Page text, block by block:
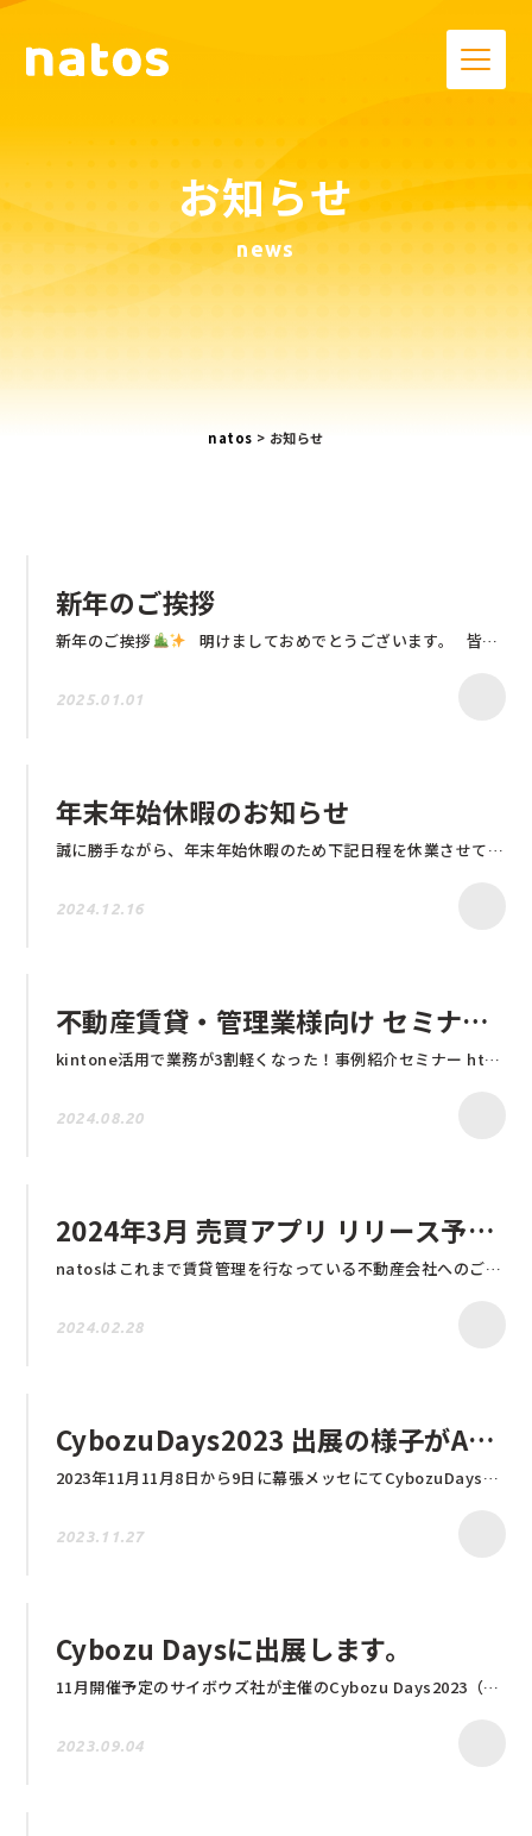
お知らせ
news
natos > お知らせ
新年のご挨拶
新年のご挨拶 明けましておめでとうございます。 皆様方におかれましては 新春を晴々しい気持ちでお迎えのこととお慶び申し上げます。 旧年中は多大なるご尽力をいただき誠にありがとうございました。 本年も更なるサービスの向上に努めて参りますので より一層のご支援、お引立てを賜りますようお願い申し上げます。 皆様のご健康とご多幸をお祈りし、新年のご挨拶とさせていただきます。 令和七年 元旦 株式会社natos 一同
2025.01.01
年末年始休暇のお知らせ
誠に勝手ながら、年末年始休暇のため下記日程を休業させていただきます。 【年末年始休暇期間】 2024年12月27日（金）～2025年1月6日（月）午前中 休業期間中にいただいたお問い合わせにつきましては、 年始営業開始日の1月6日（月）午後から順次返答させていただきます。 ご迷惑をお掛けいたしますが、何卒ご了承いただきますようお願い申し上げます。
2024.12.16
不動産賃貸・管理業様向け セミナーを開催します
kintone活用で業務が3割軽くなった！事例紹介セミナー https://fax-lnet.jp/seminar/linxchat202408/ 開催日：2024/8/27 時 間：15:00～16:00 会 場：Zoomにて開催 サイボウズ社のkintoneをベースに不動産業務アプリを提供している株式会社natos様と、不動産賃貸・管理業様向けに業務効率化を実現する共催セミナーを開催いたします。​ 第一部では、natos様にてkintoneを活用し、入電（お問い合わせ）管理を効率化した事例のご紹介、第二部では、日本テレネットにてビデオ通話を活用したIT重説の効率化方法をご紹介いたします。​
2024.08.20
2024年3月 売買アプリ リリース予定です！
natosはこれまで賃貸管理を行なっている不動産会社へのご紹介がメインでしたが、この度、売買アプリもパックとしてリリースを予定しています。 2024年3月15日（金）に天神ビッグバンで開催される不動産TEC福岡ではこの売買アプリもデモをご用意しておりますので、ぜひnatosブースへお立ち寄りくださいませ。 物件情報は担当のエクセルで管理している、社内で情報共有ができていないと感じる、少人数でやっているため通常の管理システムだとコストが合わないなどのお悩みがある方、ぜひお問い合わせお待ちしております！
2024.02.28
CybozuDays2023 出展の様子がASCIIで紹介されました！
2023年11月11月8日から9日に幕張メッセにてCybozuDays2023が開催されました。 natosブースにお立ち寄りいただいた皆様、ありがとうございました！ 続きを読む CybozuDays2023 出展の様子がASCIIで紹介されました！
2023.11.27
Cybozu Daysに出展します。
11月開催予定のサイボウズ社が主催のCybozu Days2023（サイボウズデイズ2023）に 今年も出展することが決定いたしました。 弊社システムのご紹介予定です。 少しでもご興味がある方は是非お立ち寄りくださいませ。 出展場所や開催日時は追ってお知らせに記載いたします。 皆様のご来場を心よりお待ちしております。 Cybozu Daysの詳細はこちらから
2023.09.04